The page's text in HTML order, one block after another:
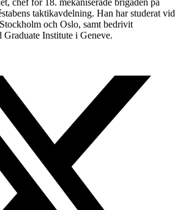
chef för 18. mekaniserade brigaden på
taktikavdelning. Han har studerat vid
och Oslo, samt bedrivit
Graduate Institute i Geneve.